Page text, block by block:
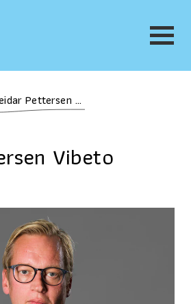
Pettersen Vibeto
Vibeto